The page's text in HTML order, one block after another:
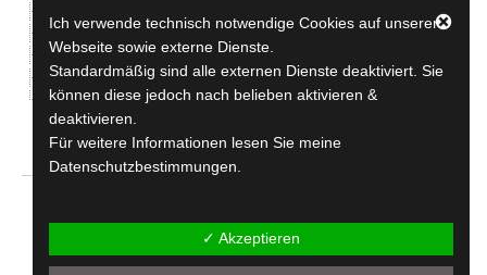
News
Kontakt + GB
Datenschutzerklärung
Impressum
travel-addicted since 1990
Ich verwende technisch notwendige Cookies auf unserer
Webseite sowie externe Dienste.
Standardmäßig sind alle externen Dienste deaktiviert. Sie
können diese jedoch nach belieben aktivieren &
deaktivieren.
Für weitere Informationen lesen Sie meine
Datenschutzbestimmungen.
✓ Akzeptieren